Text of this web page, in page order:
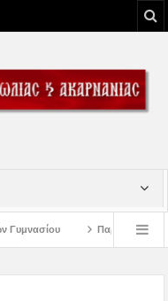
πρώτης εβδομάδος